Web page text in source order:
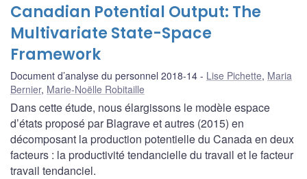
Canadian Potential Output: The
Multivariate State-Space
Framework
Document d’analyse du personnel 2018-14 Lise Pichette, Maria
Bernier, Marie-Noëlle Robitaille
Dans cette étude, nous élargissons le modèle espace
d’états proposé par Blagrave et autres (2015) en
décomposant la production potentielle du Canada en deux
facteurs : la productivité tendancielle du travail et le facteur
travail tendanciel.